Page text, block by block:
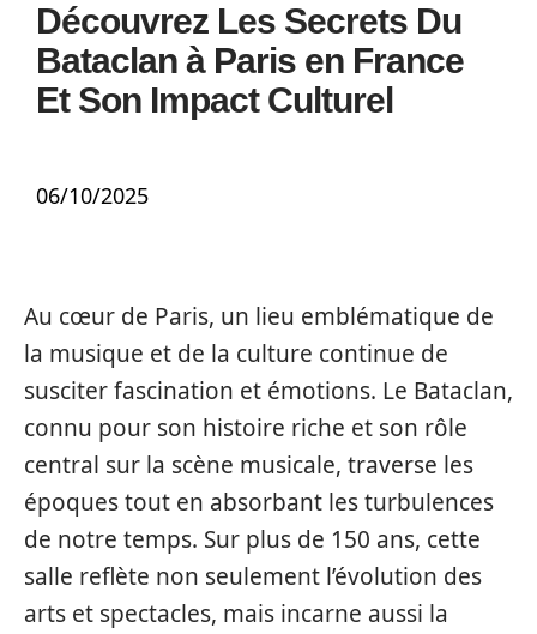
Découvrez Les Secrets Du
Bataclan à Paris en France
Et Son Impact Culturel
06/10/2025
Au cœur de Paris, un lieu emblématique de
la musique et de la culture continue de
susciter fascination et émotions. Le Bataclan,
connu pour son histoire riche et son rôle
central sur la scène musicale, traverse les
époques tout en absorbant les turbulences
de notre temps. Sur plus de 150 ans, cette
salle reflète non seulement l’évolution des
arts et spectacles, mais incarne aussi la